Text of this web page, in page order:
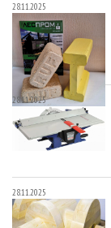
28.11.2025
28.11.2025
28.11.2025